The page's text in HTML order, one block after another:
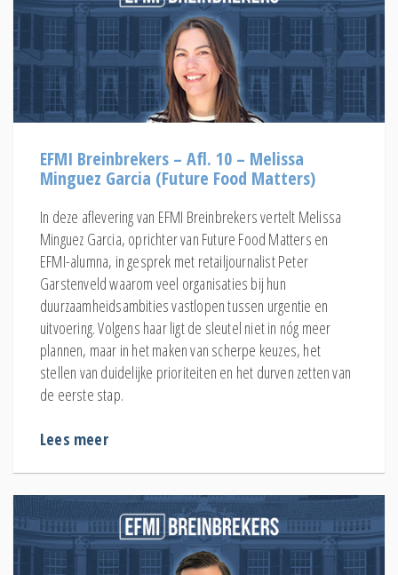
EFMI Breinbrekers – Afl. 10 – Melissa
Minguez Garcia (Future Food Matters)
In deze aflevering van EFMI Breinbrekers vertelt Melissa
Minguez Garcia, oprichter van Future Food Matters en
EFMI-alumna, in gesprek met retailjournalist Peter
Garstenveld waarom veel organisaties bij hun
duurzaamheidsambities vastlopen tussen urgentie en
uitvoering. Volgens haar ligt de sleutel niet in nóg meer
plannen, maar in het maken van scherpe keuzes, het
stellen van duidelijke prioriteiten en het durven zetten van
de eerste stap.
Lees meer